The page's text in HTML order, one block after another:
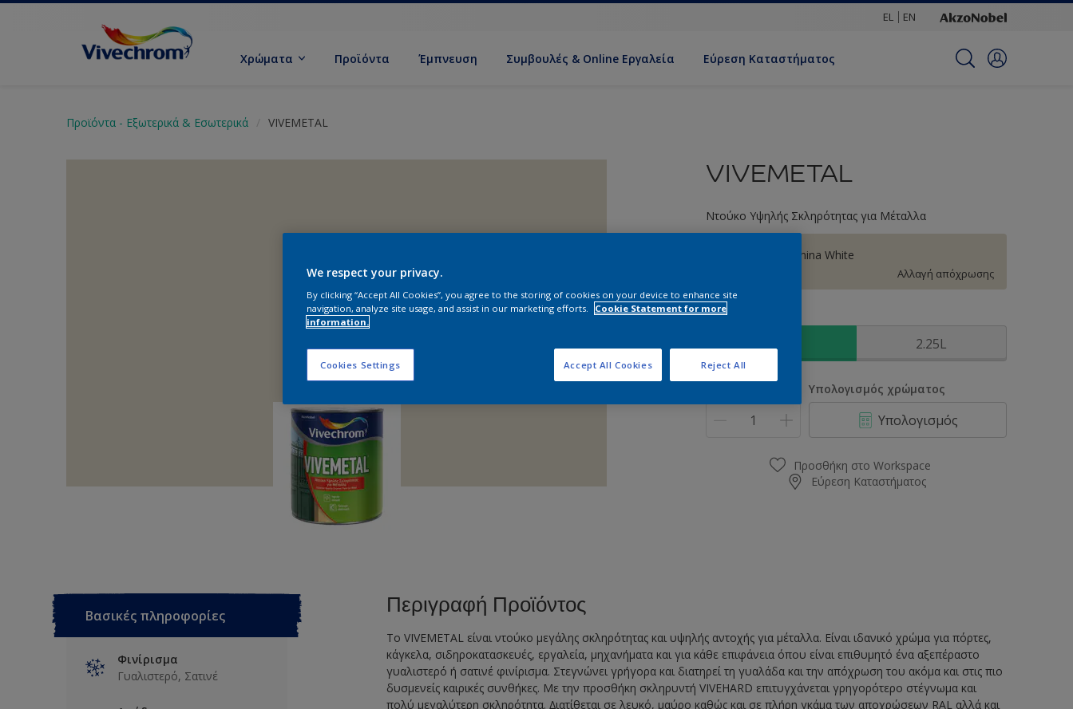
EL EN
Χρώματα Προϊόντα Έμπνευση Συμβουλές & Online Εργαλεία Εύρεση Καταστήματος
Προϊόντα - Εξωτερικά & Εσωτερικά VIVEMETAL
VIVEMETAL
Ντούκο Υψηλής Σκληρότητας για Μέταλλα
45YY 74/073 China White
Αλλαγή απόχρωσης
Συσκευασία
2.25L
Υπολογισμός χρώματος
Υπολογισμός
Προσθήκη στο Workspace
Εύρεση Καταστήματος
Βασικές πληροφορίες
Φινίρισμα
Γυαλιστερό, Σατινέ
Περιγραφή Προϊόντος
Το VIVEMETAL είναι ντούκο μεγάλης σκληρότητας και υψηλής αντοχής για μέταλλα. Είναι ιδανικό χρώμα για πόρτες,
κάγκελα, σιδηροκατασκευές, εργαλεία, μηχανήματα και για κάθε επιφάνεια όπου είναι επιθυμητό ένα αξεπέραστο
γυαλιστερό ή σατινέ φινίρισμα. Στεγνώνει γρήγορα και διατηρεί τη γυαλάδα και την απόχρωση του ακόμα και στις πιο
δυσμενείς καιρικές συνθήκες. Με την προσθήκη σκληρυντή VIVEHARD επιτυγχάνεται γρηγορότερο στέγνωμα και
πολύ μεγαλύτερη σκληρότητα. ∆ιατίθεται σε λευκό, μαύρο καθώς και σε πλήρη γκάμα των αποχρώσεων RAL αλλά και
We respect your privacy.
By clicking “Accept All Cookies”, you agree to the storing of cookies on your device to enhance site
navigation, analyze site usage, and assist in our marketing efforts.
Cookie Statement for more
information.
Cookies Settings Reject All
Accept All Cookies